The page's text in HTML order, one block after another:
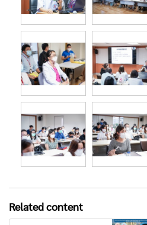
Related content